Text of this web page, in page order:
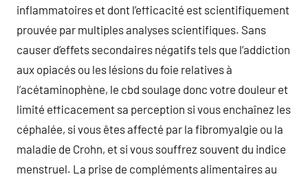
inflammatoires et dont l’efficacité est scientifiquement
prouvée par multiples analyses scientifiques. Sans
causer d’effets secondaires négatifs tels que l’addiction
aux opiacés ou les lésions du foie relatives à
l’acétaminophène, le cbd soulage donc votre douleur et
limité efficacement sa perception si vous enchaînez les
céphalée, si vous êtes affecté par la fibromyalgie ou la
maladie de Crohn, et si vous souffrez souvent du indice
menstruel. La prise de compléments alimentaires au